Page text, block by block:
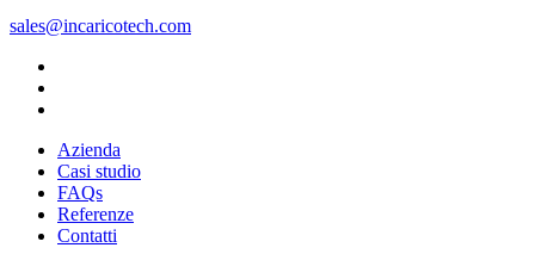
sales@incaricotech.com
Azienda
Casi studio
FAQs
Referenze
Contatti